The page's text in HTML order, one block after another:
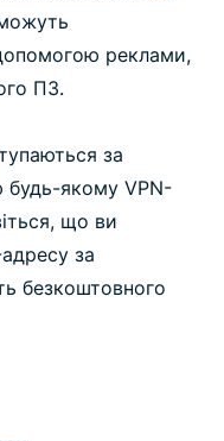
реклами,
ПЗ.
за
будь-якому VPN-
що ви
за
безкоштовного